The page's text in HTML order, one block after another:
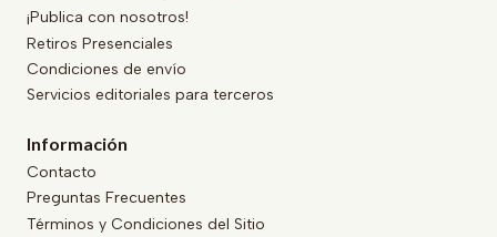
¡Publica con nosotros!
Retiros Presenciales
Condiciones de envío
Servicios editoriales para terceros
Información
Contacto
Preguntas Frecuentes
Términos y Condiciones del Sitio